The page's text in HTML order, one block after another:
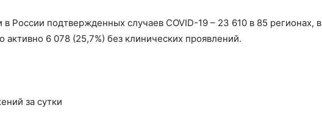
в России подтвержденных случаев COVID-19 – 23 610 в 85 регионах, в
активно 6 078 (25,7%) без клинических проявлений.
за сутки